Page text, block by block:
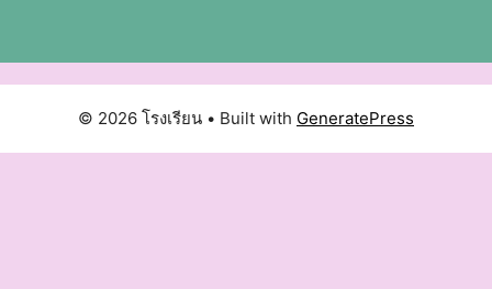
© 2026 โรงเรียน • Built with GeneratePress